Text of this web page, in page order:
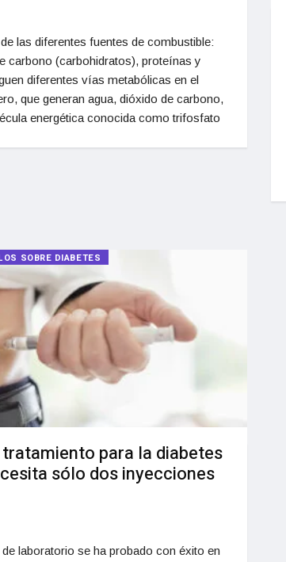
las diferentes fuentes de combustible:
carbono (carbohidratos), proteínas y
diferentes vías metabólicas en el
que generan agua, dióxido de carbono,
energética conocida como trifosfato
SOBRE DIABETES
para la diabetes
sólo dos inyecciones
laboratorio se ha probado con éxito en